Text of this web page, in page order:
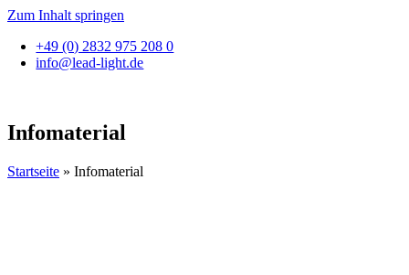
Zum Inhalt springen
+49 (0) 2832 975 208 0
info@lead-light.de
Infomaterial
Startseite » Infomaterial